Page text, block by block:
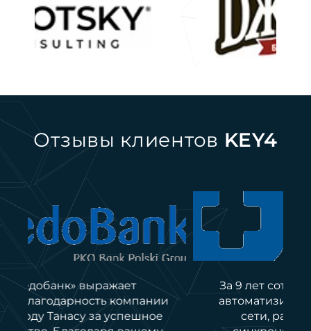
Отзывы клиентов KEY4
За 9 лет сотрудничества с KEY4 мы
автоматизировали более 150 точек
сети, разработали системы